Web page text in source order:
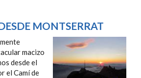
MONTSERRAT
macizo
desde el
el Camí de